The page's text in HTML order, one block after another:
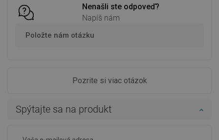
Nenašli ste odpoveď?
Napíš nám
Položte nám otázku
Pozrite si viac otázok
Spýtajte sa na produkt